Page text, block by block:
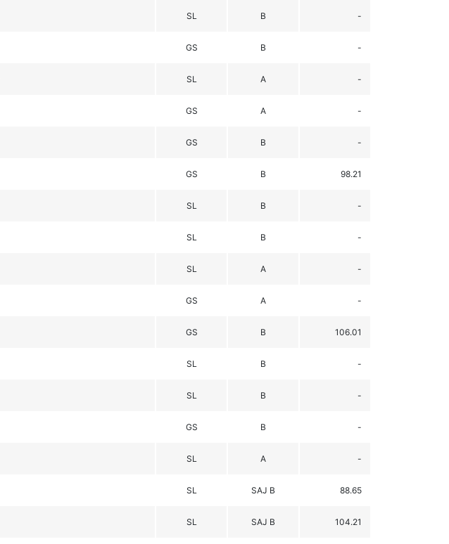
SL B -
GS B -
SL A -
GS A -
GS B -
GS B 98.21
SL B -
SL B -
SL A -
GS A -
GS B 106.01
SL B -
SL B -
GS B -
SL A -
SL SAJ B 88.65
SL SAJ B 104.21